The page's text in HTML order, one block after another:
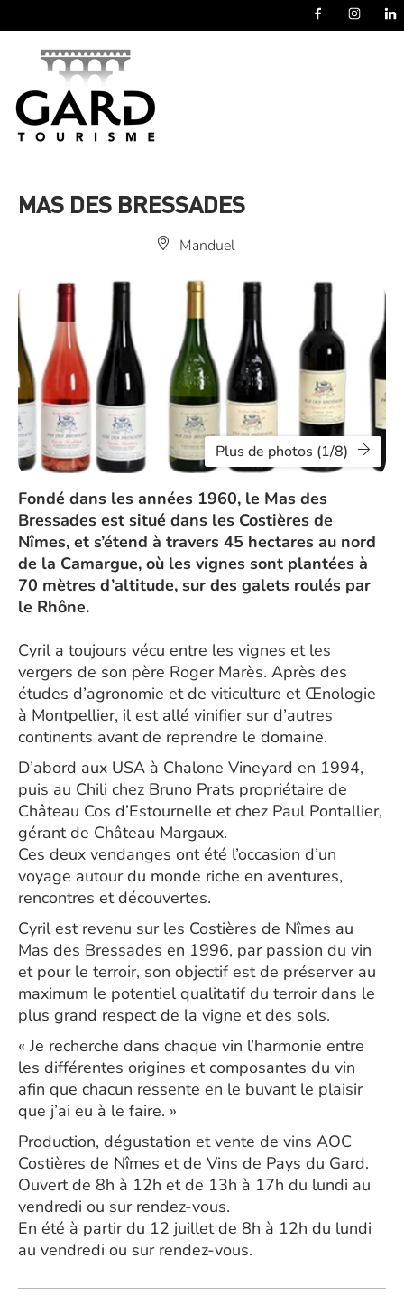
MAS DES BRESSADES
Manduel
Plus de photos (1/8)
Fondé dans les années 1960, le Mas des
Bressades est situé dans les Costières de
Nîmes, et s’étend à travers 45 hectares au nord
de la Camargue, où les vignes sont plantées à
70 mètres d’altitude, sur des galets roulés par
le Rhône.
Cyril a toujours vécu entre les vignes et les
vergers de son père Roger Marès. Après des
études d’agronomie et de viticulture et Œnologie
à Montpellier, il est allé vinifier sur d’autres
continents avant de reprendre le domaine.
D’abord aux USA à Chalone Vineyard en 1994,
puis au Chili chez Bruno Prats propriétaire de
Château Cos d’Estournelle et chez Paul Pontallier,
gérant de Château Margaux.
Ces deux vendanges ont été l’occasion d’un
voyage autour du monde riche en aventures,
rencontres et découvertes.
Cyril est revenu sur les Costières de Nîmes au
Mas des Bressades en 1996, par passion du vin
et pour le terroir, son objectif est de préserver au
maximum le potentiel qualitatif du terroir dans le
plus grand respect de la vigne et des sols.
« Je recherche dans chaque vin l’harmonie entre
les différentes origines et composantes du vin
afin que chacun ressente en le buvant le plaisir
que j’ai eu à le faire. »
Production, dégustation et vente de vins AOC
Costières de Nîmes et de Vins de Pays du Gard.
Ouvert de 8h à 12h et de 13h à 17h du lundi au
vendredi ou sur rendez-vous.
En été à partir du 12 juillet de 8h à 12h du lundi
au vendredi ou sur rendez-vous.